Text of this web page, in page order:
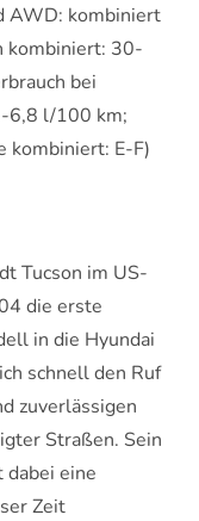
AWD: kombiniert
kombiniert: 30-
bei
6,8 l/100 km;
kombiniert: E-F)
Tucson im US-
die erste
in die Hyundai
schnell den Ruf
zuverlässigen
Straßen. Sein
eine
Zeit